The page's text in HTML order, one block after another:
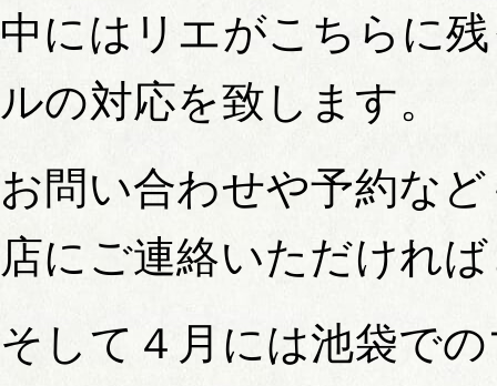
中にはリエがこちらに
ルの対応を致します。
お問い合わせや予約な
店にご連絡いただけれ
そして４月には池袋で